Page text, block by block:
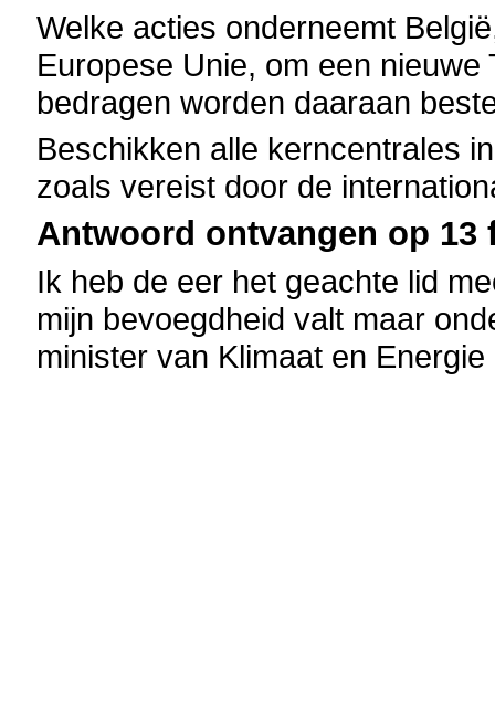
Welke acties onderneemt
Europese Unie, om een
bedragen worden daaraan
Beschikken alle kerncentrales
zoals vereist door de
Antwoord ontvangen op 13
Ik heb de eer het geachte lid
mijn bevoegdheid valt maar
minister van Klimaat en Energie